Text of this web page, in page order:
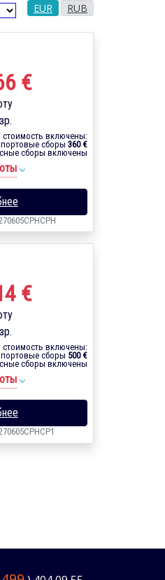
EUR RUB
€
стоимость включены:
портовые сборы 360 €
сборы включены
€
стоимость включены:
портовые сборы 500 €
сборы включены